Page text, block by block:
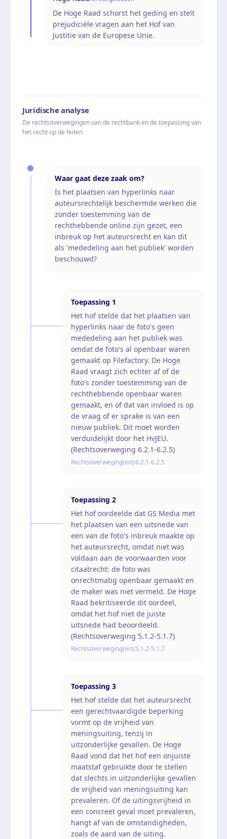
De Hoge Raad schorst het geding en stelt
prejudiciële vragen aan het Hof van
Justitie van de Europese Unie.
Juridische analyse
De rechtsoverwegingen van de rechtbank en de toepassing van
het recht op de feiten
Waar gaat deze zaak om?
Is het plaatsen van hyperlinks naar
auteursrechtelijk beschermde werken die
zonder toestemming van de
rechthebbende online zijn gezet, een
inbreuk op het auteursrecht en kan dit
als 'mededeling aan het publiek' worden
beschouwd?
Toepassing 1
Het hof stelde dat het plaatsen van
hyperlinks naar de foto's geen
mededeling aan het publiek was
omdat de foto's al openbaar waren
gemaakt op Filefactory. De Hoge
Raad vraagt zich echter af of de
foto's zonder toestemming van de
rechthebbende openbaar waren
gemaakt, en of dat van invloed is op
de vraag of er sprake is van een
nieuw publiek. Dit moet worden
verduidelijkt door het HvJEU.
(Rechtsoverweging 6.2.1-6.2.5)
Rechtsoverweging(en):6.2.1-6.2.5
Toepassing 2
Het hof oordeelde dat GS Media met
het plaatsen van een uitsnede van
een van de foto's inbreuk maakte op
het auteursrecht, omdat niet was
voldaan aan de voorwaarden voor
citaatrecht: de foto was
onrechtmatig openbaar gemaakt en
de maker was niet vermeld. De Hoge
Raad bekritiseerde dit oordeel,
omdat het hof niet de juiste
uitsnede had beoordeeld.
(Rechtsoverweging 5.1.2-5.1.7)
Rechtsoverweging(en):5.1.2-5.1.7
Toepassing 3
Het hof stelde dat het auteursrecht
een gerechtvaardigde beperking
vormt op de vrijheid van
meningsuiting, tenzij in
uitzonderlijke gevallen. De Hoge
Raad vond dat het hof een onjuiste
maatstaf gebruikte door te stellen
dat slechts in uitzonderlijke gevallen
de vrijheid van meningsuiting kan
prevaleren. Of de uitingsvrijheid in
een concreet geval moet prevaleren,
hangt af van de omstandigheden,
zoals de aard van de uiting.